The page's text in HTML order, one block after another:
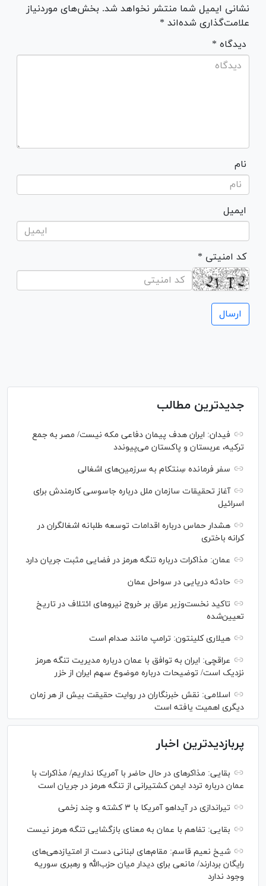
نشانی ایمیل شما منتشر نخواهد شد. بخش‌های موردنیاز
علامت‌گذاری شده‌اند *
* دیدگاه
نام
ایمیل
* کد امنیتی
جدیدترین مطالب
فیدان: ایران هدف پیمان دفاعی مکه نیست/ مصر به جمع
ترکیه، عربستان و پاکستان می‌پیوندد
سفر فرمانده سِنتکام به سرزمین‌های اشغالی
آغاز تحقیقات سازمان ملل درباره جاسوسی کارمندش برای
اسرائیل
هشدار حماس درباره اقدامات توسعه طلبانه اشغالگران در
کرانه باختری
عمان: مذاکرات درباره تنگه هرمز در فضایی مثبت جریان دارد
حادثه دریایی در سواحل عمان
تاکید نخست‌وزیر عراق بر خروج نیروهای ائتلاف در تاریخ
تعیین‌شده
هیلاری کلینتون: ترامپ مانند صدام است
عراقچی: ایران به توافق با عمان درباره مدیریت تنگه هرمز
نزدیک است/ توضیحات درباره موضوع سهم ایران از خزر
اسلامی: نقش خبرنگاران در روایت حقیقت بیش از هر زمان
دیگری اهمیت یافته است
پربازدیدترین اخبار
بقایی: مذاکره‎ای در حال حاضر با آمریکا نداریم/ مذاکرات با
عمان درباره تردد ایمن کشتیرانی از تنگه هرمز در جریان است
تیراندازی در آیداهو آمریکا با ۳ کشته و چند زخمی
بقایی: تفاهم با عمان به معنای بازگشایی تنگه هرمز نیست
شیخ نعیم قاسم: مقام‌های لبنانی دست از امتیازدهی‌های
رایگان بردارند/ مانعی برای دیدار میان حزب‌الله و رهبری سوریه
وجود ندارد